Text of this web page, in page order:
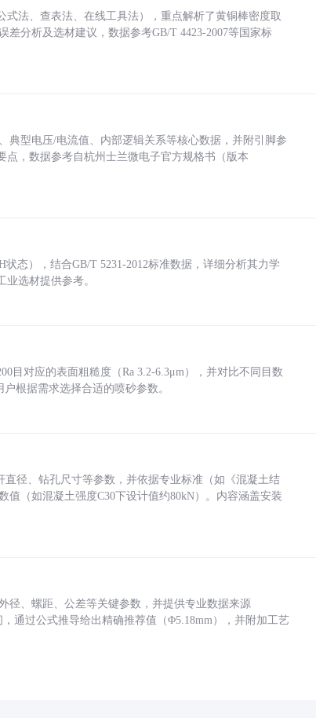
法、查表法、在线工具法），重点解析了黄铜棒密度取
差分析及选材建议，数据参考GB/T 4423-2007等国家标
典型电压/电流值、内部逻辑关系等核心数据，并附引脚参
，数据参考自杭州士兰微电子官方规格书（版本
态），结合GB/T 5231-2012标准数据，详细分析其力学
选材提供参考。
目对应的表面粗糙度（Ra 3.2-6.3μm），并对比不同目数
根据需求选择合适的喷砂参数。
径、钻孔尺寸等参数，并依据专业标准（如《混凝土结
值（如混凝土强度C30下设计值约80kN）。内容涵盖安装
径、螺距、公差等关键参数，并提供专业数据来源
通过公式推导给出精确推荐值（Φ5.18mm），并附加工艺